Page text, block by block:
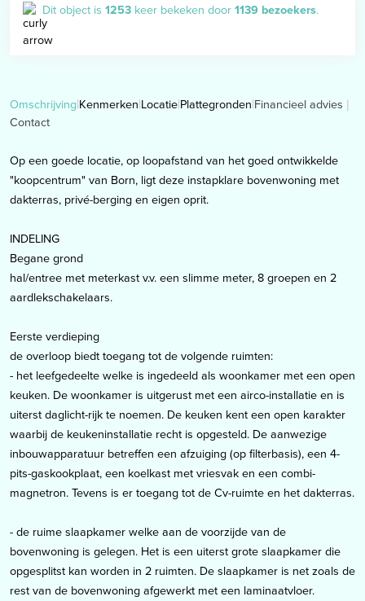
Dit object is 1253 keer bekeken door1139 bezoekers.
OmschrijvingKenmerken LocatiePlattegronden Financieel advies
Contact
Op een goede locatie, op loopafstand van het goed ontwikkelde
"koopcentrum" van Born, ligt deze instapklare bovenwoning met
dakterras, privé-berging en eigen oprit.
INDELING
Begane grond
hal/entree met meterkast v.v. een slimme meter, 8 groepen en 2
aardlekschakelaars.
Eerste verdieping
de overloop biedt toegang tot de volgende ruimten:
- het leefgedeelte welke is ingedeeld als woonkamer met een open
keuken. De woonkamer is uitgerust met een airco-installatie en is
uiterst daglicht-rijk te noemen. De keuken kent een open karakter
waarbij de keukeninstallatie recht is opgesteld. De aanwezige
inbouwapparatuur betreffen een afzuiging (op filterbasis), een 4-
pits-gaskookplaat, een koelkast met vriesvak en een combi-
magnetron. Tevens is er toegang tot de Cv-ruimte en het dakterras.
- de ruime slaapkamer welke aan de voorzijde van de
bovenwoning is gelegen. Het is een uiterst grote slaapkamer die
opgesplitst kan worden in 2 ruimten. De slaapkamer is net zoals de
rest van de bovenwoning afgewerkt met een laminaatvloer.